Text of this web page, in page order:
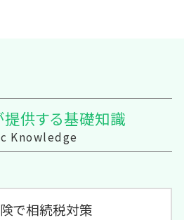
供する基礎知識
Knowledge
で相続税対策